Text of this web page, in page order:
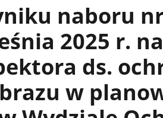
naboru
2025 r. na
ds.
w